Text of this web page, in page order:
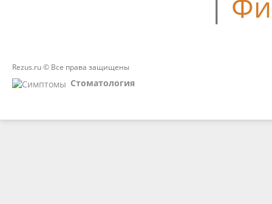
Rezus.ru © Все права защищены
Стоматология